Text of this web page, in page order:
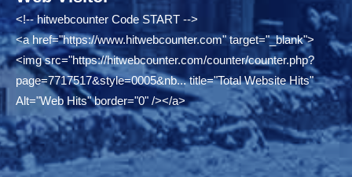
<!-- hitwebcounter Code START -->
<a href="https://www.hitwebcounter.com"target="_blank">
<img src="https://hitwebcounter.com/counter/counter.php?
page=7717517&style=0005&nb...title="Total Website Hits"
Alt="Web Hits" border="0" /></a>